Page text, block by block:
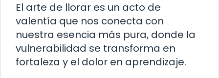
El arte de llorar es un acto de
valentía que nos conecta con
nuestra esencia más pura, donde la
vulnerabilidad se transforma en
fortaleza y el dolor en aprendizaje.